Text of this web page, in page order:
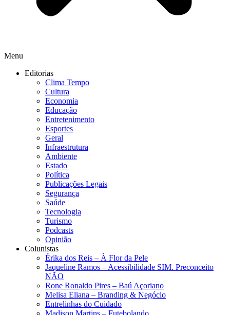
Menu
Editorias
Clima Tempo
Cultura
Economia
Educação
Entretenimento
Esportes
Geral
Infraestrutura
Ambiente
Estado
Política
Publicações Legais
Segurança
Saúde
Tecnologia
Turismo
Podcasts
Opinião
Colunistas
Érika dos Reis​ – À Flor da Pele
Jaqueline Ramos – Acessibilidade SIM. Preconceito
NÃO
Rone Ronaldo Pires – Baú Açoriano
Melisa Eliana – Branding & Negócio
Entrelinhas do Cuidado
Madison Martins – Futebolando